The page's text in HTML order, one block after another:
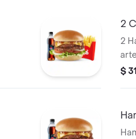
2
2
$